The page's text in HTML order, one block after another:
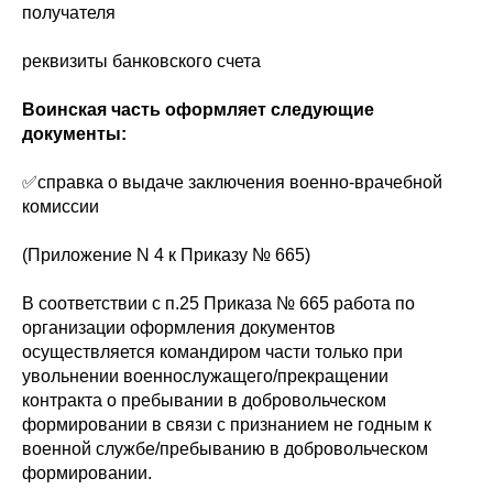
получателя
реквизиты банковского счета
Воинская часть оформляет следующие
документы:
✅справка о выдаче заключения военно-врачебной
комиссии
(Приложение N 4 к Приказу № 665)
В соответствии с п.25 Приказа № 665 работа по
организации оформления документов
осуществляется командиром части только при
увольнении военнослужащего/прекращении
контракта о пребывании в добровольческом
формировании в связи с признанием не годным к
военной службе/пребыванию в добровольческом
формировании.